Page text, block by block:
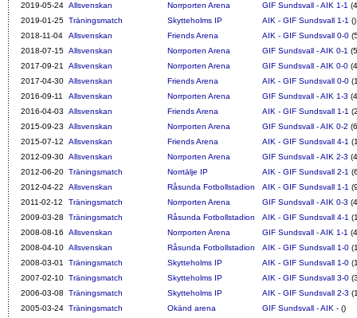
2019-05-24 Allsvenskan Norrporten Arena GIF Sundsvall - AIK 1-1
2019-01-25 Träningsmatch Skytteholms IP AIK - GIF Sundsvall 1-1 ()
2018-11-04
Allsvenskan Friends Arena AIK - GIF Sundsvall 0-0
2018-07-15 Allsvenskan Norrporten Arena GIF Sundsvall - AIK 0-1
2017-09-21
Allsvenskan Norrporten Arena GIF Sundsvall - AIK 0-0
2017-04-30 Allsvenskan Friends Arena AIK - GIF Sundsvall 0-0
2016-09-11
Allsvenskan Norrporten Arena GIF Sundsvall - AIK 1-3
2016-04-03
Allsvenskan Friends Arena AIK - GIF Sundsvall 1-1
2015-09-23
Allsvenskan Norrporten Arena GIF Sundsvall - AIK 0-2
2015-07-12
Allsvenskan Friends Arena AIK - GIF Sundsvall 4-1
2012-09-30 Allsvenskan Norrporten Arena GIF Sundsvall - AIK 2-3
2012-06-20 Träningsmatch Norrtälje IP AIK - GIF Sundsvall 2-1
2012-04-22
Allsvenskan Råsunda Fotbollstadion AIK - GIF Sundsvall 1-1
2011-02-12
Träningsmatch Norrporten Arena GIF Sundsvall - AIK 0-3
2009-03-28
Träningsmatch Råsunda Fotbollstadion AIK - GIF Sundsvall 4-1
2008-08-16
Allsvenskan Norrporten Arena GIF Sundsvall - AIK 1-1
2008-04-10 Allsvenskan Råsunda Fotbollstadion AIK - GIF Sundsvall 1-0
2008-03-01
Träningsmatch Skytteholms IP AIK - GIF Sundsvall 1-0
2007-02-10 Träningsmatch Skytteholms IP AIK - GIF Sundsvall 3-0
2006-03-08
Träningsmatch Skytteholms IP AIK - GIF Sundsvall 2-3
2005-03-24 Träningsmatch Okänd arena GIF Sundsvall - AIK - ()